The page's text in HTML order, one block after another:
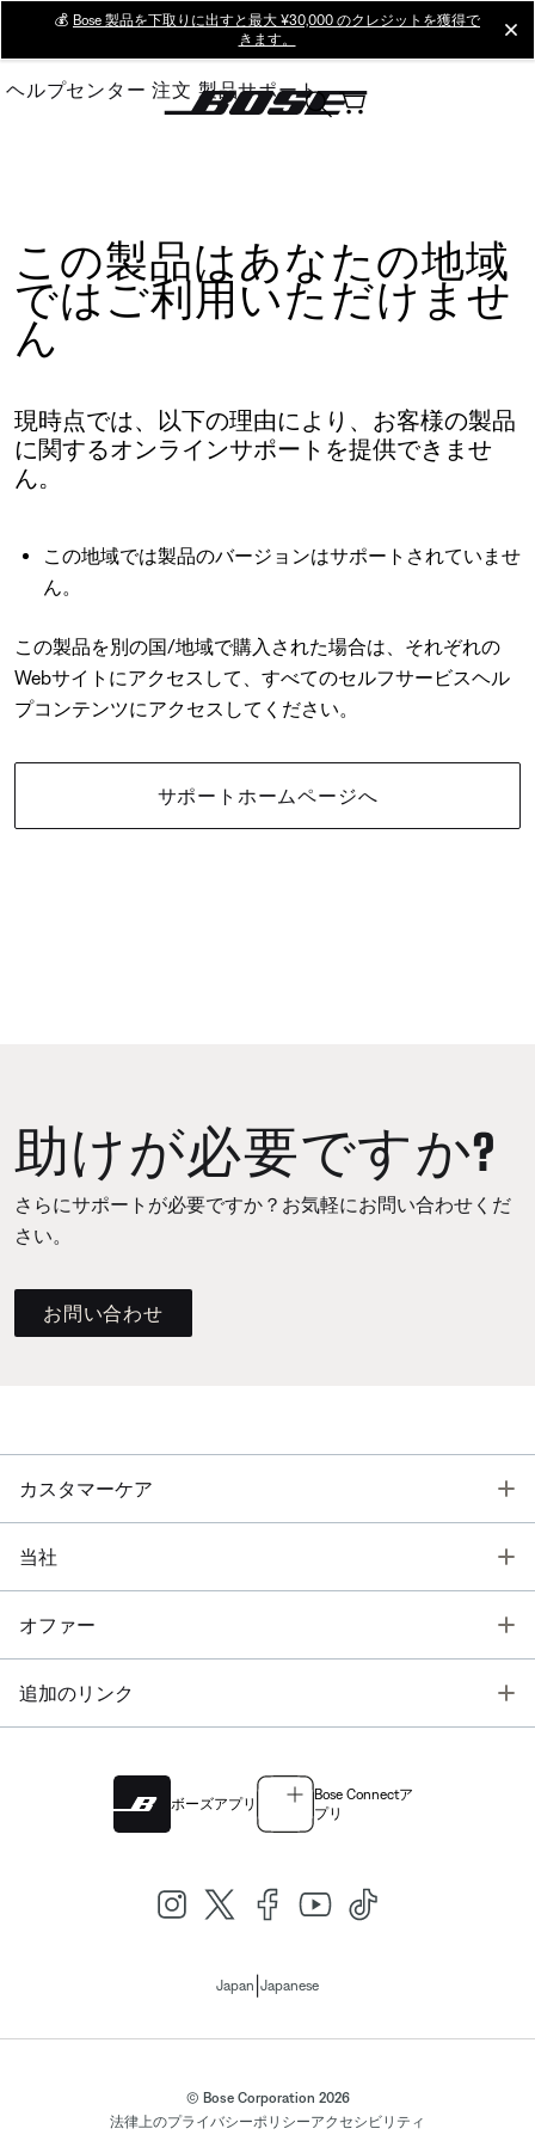
Main
💰 Bose 製品を下取りに出すと最大 ¥30,000 のクレジットを獲得で
きます。
ヘルプセンター 注文 製品サポート
この製品はあなたの地域
ではご利用いただけませ
ん
現時点では、以下の理由により、お客様の製品
に関するオンラインサポートを提供できませ
ん。
この地域では製品のバージョンはサポートされていませ
ん。
この製品を別の国/地域で購入された場合は、それぞれの
Webサイトにアクセスして、すべてのセルフサービスヘル
プコンテンツにアクセスしてください。
サポートホームページへ
助けが必要ですか?
さらにサポートが必要ですか？お気軽にお問い合わせくだ
さい。
お問い合わせ
カスタマーケア
当社
オファー
追加のリンク
ボーズアプリ
Bose Connectア
プリ
Japan Japanese
© Bose Corporation 2026
法律上のプライバシーポリシーアクセシビリティ